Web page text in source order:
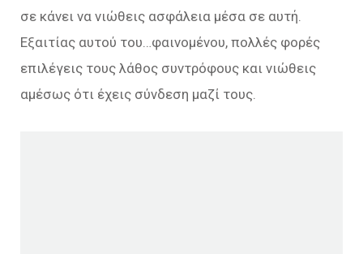
σε κάνει να νιώθεις ασφάλεια μέσα σε αυτή.
Εξαιτίας αυτού του…φαινομένου, πολλές φορές
επιλέγεις τους λάθος συντρόφους και νιώθεις
αμέσως ότι έχεις σύνδεση μαζί τους.